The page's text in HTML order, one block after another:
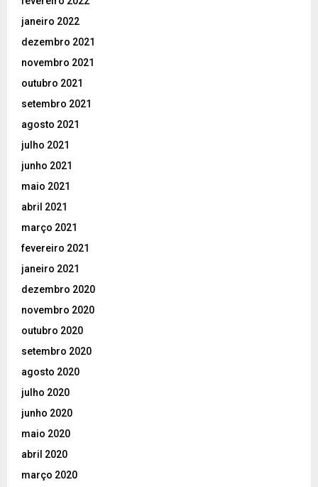
janeiro 2022
dezembro 2021
novembro 2021
outubro 2021
setembro 2021
agosto 2021
julho 2021
junho 2021
maio 2021
abril 2021
março 2021
fevereiro 2021
janeiro 2021
dezembro 2020
novembro 2020
outubro 2020
setembro 2020
agosto 2020
julho 2020
junho 2020
maio 2020
abril 2020
março 2020